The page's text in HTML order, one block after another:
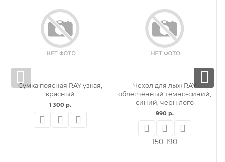
Сумка поясная RAY узкая,
красный
1 300 р.
Чехол для лыж RAY
облегченный темно-синий,
синий, черн.лого
990 р.
150-190